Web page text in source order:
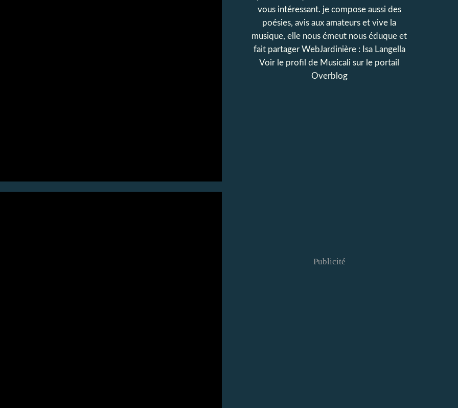
vous intéressant. je compose aussi des
poésies, avis aux amateurs et vive la
musique, elle nous émeut nous éduque et
fait partager WebJardinière : Isa Langella
Voir le profil de Musicali sur le portail
Overblog
Publicité